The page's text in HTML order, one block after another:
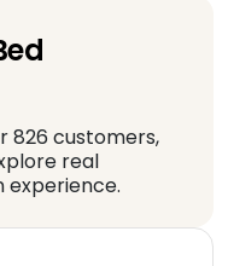
826 customers,
real
experience.